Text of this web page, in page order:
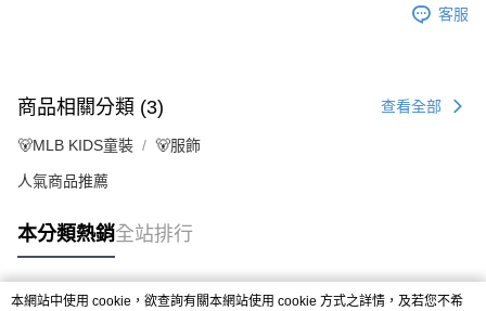
客服
商品相關分類 (3) 查看全部
🐻MLB KIDS童裝 🐻服飾
人氣商品推薦
本分類熱銷全站排行
本網站中使用 cookie，欲查詢有關本網站使用 cookie 方式之詳情，及若您不希